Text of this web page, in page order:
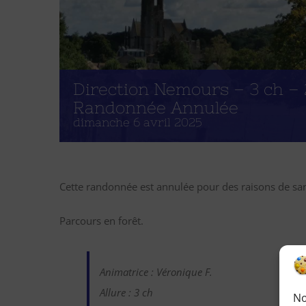
Direction Nemours – 3 ch –
Randonnée Annulée
dimanche 6 avril 2025
Cette randonnée est annulée pour des raisons de
Parcours en forêt.
Animatrice : Véronique F.
Allure : 3 ch